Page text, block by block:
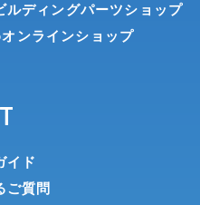
ルディングパーツショップ
ンラインショップ
イド
ご質問